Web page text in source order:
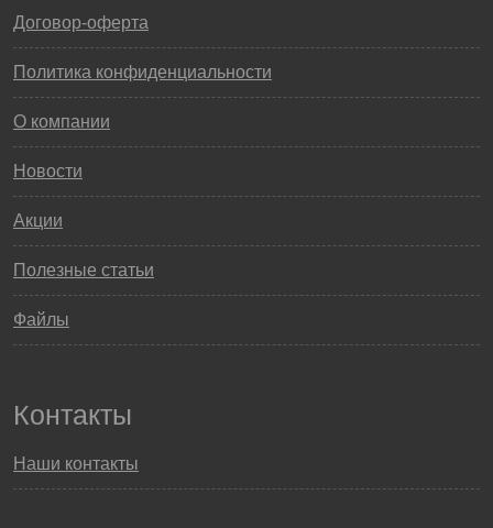
Договор-оферта
Политика конфиденциальности
О компании
Новости
Акции
Полезные статьи
Файлы
Контакты
Наши контакты